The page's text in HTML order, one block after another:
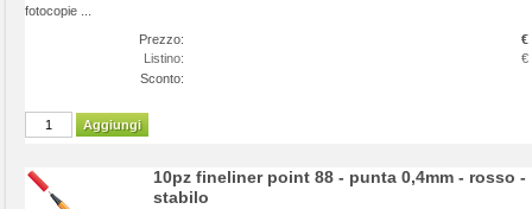
fotocopie ...
Prezzo:
€
Listino:
€
Sconto:
Aggiungi
10pz fineliner point 88 - punta 0,4mm - rosso -
stabilo